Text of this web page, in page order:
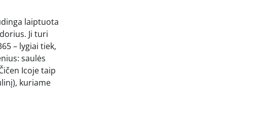
laiptuota
Ji turi
– lygiai tiek,
saulės
Icoje taip
kuriame